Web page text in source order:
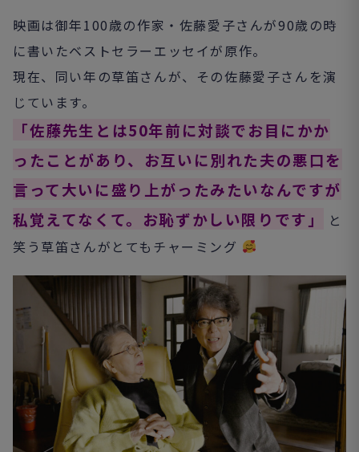
映画は御年100歳の作家・佐藤愛子さんが90歳の時
に書いたベストセラーエッセイが原作。
現在、同い年の草笛さんが、その佐藤愛子さんを演
じています。
「佐藤先生とは50年前に対談でお目にかか
ったことがあり、お互いに別れた夫の悪口を
言って大いに盛り上がったみたいなんですが
私覚えてなくて。お恥ずかしい限りです」
と
笑う草笛さんがとてもチャーミング